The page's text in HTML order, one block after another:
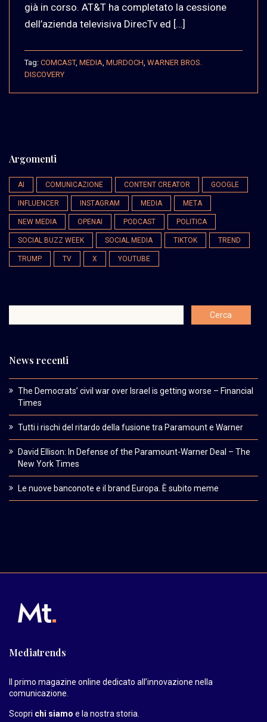
già in corso. AT&T ha completato la cessione
dell’azienda televisiva DirecTv ed […]
Tag: COMCAST, MEDIA MURDOCH WARNER BROS.
DISCOVERY
Argomenti
AI COMUNICAZIONE CONTENT CREATOR GOOGLE
INFLUENCER INSTAGRAM MEDIA META
NEW MEDIA OPENAI PODCAST POLITICA
SOCIAL BUZZ WEEK SOCIAL MEDIA TIKTOK TREND
TRUMP TV X YOUTUBE
News recenti
The Democrats’ civil war over Israel is getting worse – Financial
Times
Tutti i rischi del ritardo della fusione tra Paramount e Warner
David Ellison: In Defense of the Paramount-Warner Deal – The
New York Times
Le nuove banconote e il brand Europa. È subito meme
Mediatrends
Il primo magazine online dedicato all’innovazione nella
comunicazione.
Scopri chi siamo e la nostra storia